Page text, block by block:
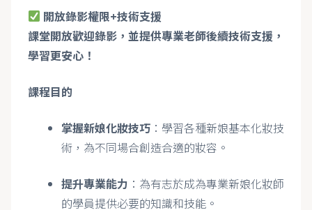
開放錄影權限+技術支援
課堂開放歡迎錄影，並提供專業老師後續技術支援，
學習更安心！
課程目的
掌握新娘化妝技巧 ：學習各種新娘基本化妝技
術，為不同場合創造合適的妝容。
提升專業能力 ：為有志於成為專業新娘化妝師
的學員提供必要的知識和技能。